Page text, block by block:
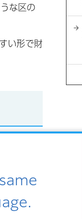
な区の
い形で財